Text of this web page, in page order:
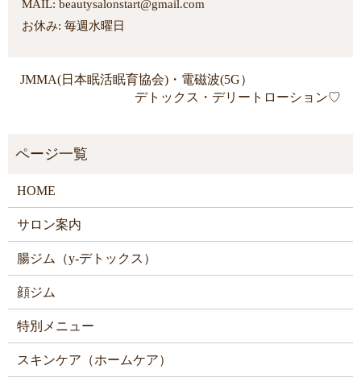
MAIL: beautysalonstart@gmail.com
お休み: 毎週水曜日
JMMA(日本眠活眠育協会)・電磁波(5G）
デトックス・デリートローション♡
HOME
サロン案内
腸ジム（y-デトックス）
顔ジム
特別メニュー
スキンケア（ホームケア）